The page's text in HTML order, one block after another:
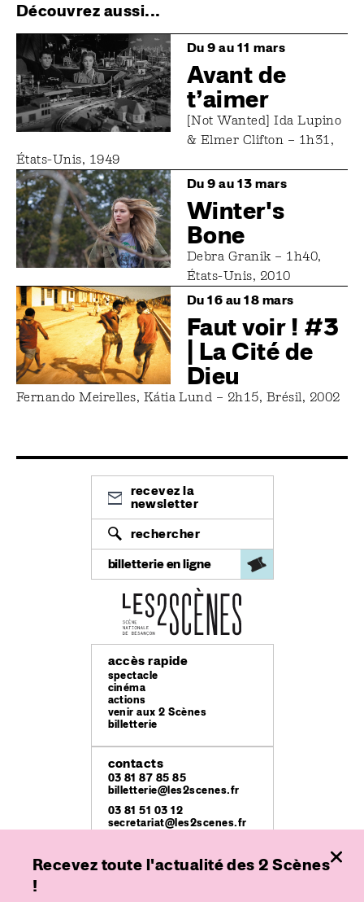
Découvrez aussi...
Image Du 9 au 11 mars
Avant de
t’aimer
[Not Wanted] Ida Lupino
& Elmer Clifton – 1h31,
États-Unis, 1949
Image
Du 9 au 13 mars
Winter's
Bone
Debra Granik – 1h40,
États-Unis, 2010
Image
Du 16 au 18 mars
Faut voir ! #3
| La Cité de
Dieu
Fernando Meirelles, Kátia Lund – 2h15, Brésil, 2002
recevez la
newsletter
rechercher
billetterie en ligne
accès rapide
spectacle
cinéma
actions
venir aux 2 Scènes
billetterie
contacts
03 81 87 85 85
billetterie@les2scenes.fr
03 81 51 03 12
secretariat@les2scenes.fr
lieux
Recevez toute l'actualité des 2 Scènes
!